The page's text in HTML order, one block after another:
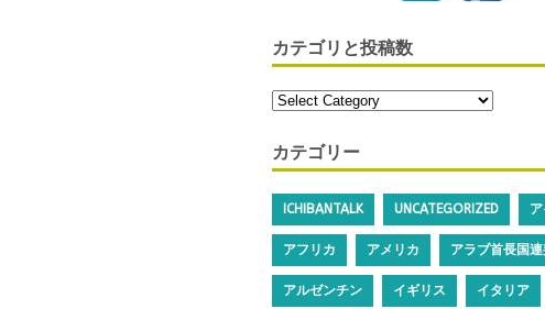
カテゴリと投稿数
カテゴリー
ICHIBANTALK UNCATEGORIZED
アフリカ アメリカ アラブ首長国
アルゼンチン イギリス イタリア